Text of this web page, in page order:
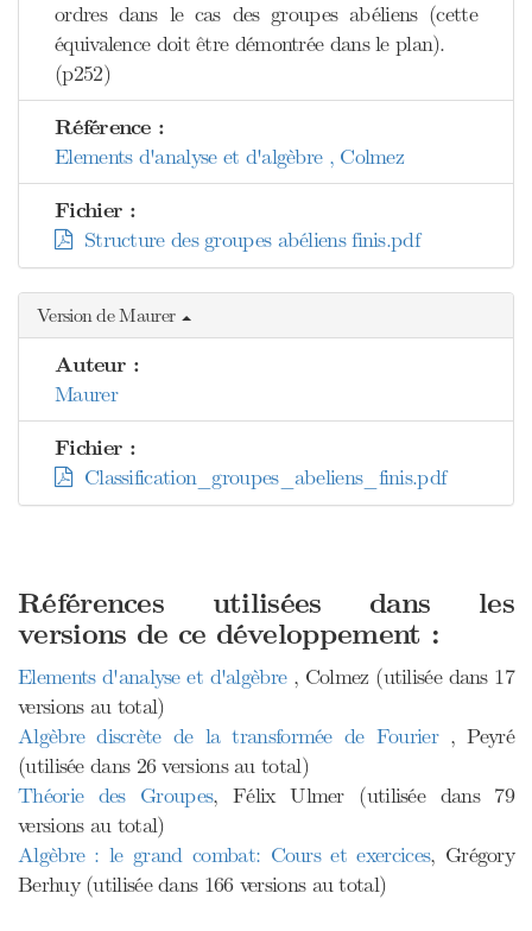
ordres dans le cas des groupes abéliens (cette
équivalence doit être démontrée dans le plan).
(p252)
Référence :
Elements d'analyse et d'algèbre , Colmez
Fichier :
Structure des groupes abéliens finis.pdf
Version de Maurer
Auteur :
Maurer
Fichier :
Classification_groupes_abeliens_finis.pdf
Références utilisées dans les
versions de ce développement :
Elements d'analyse et d'algèbre , Colmez (utilisée dans 17
versions au total)
Algèbre discrète de la transformée de Fourier , Peyré
(utilisée dans 26 versions au total)
Théorie des Groupes, Félix Ulmer (utilisée dans 79
versions au total)
Algèbre : le grand combat: Cours et exercices, Grégory
Berhuy (utilisée dans 166 versions au total)